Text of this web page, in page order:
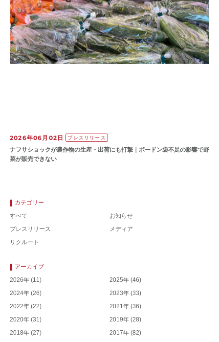
2026年06月02日 プレスリリース
ナフサショックが農作物の⽣産・出荷にも打撃｜ボードン袋不⾜の影響で野
菜が販売できない
カテゴリー
すべて
お知らせ
プレスリリース
メディア
リクルート
アーカイブ
2026年 (11) 2025年 (46)
2024年 (26) 2023年 (33)
2022年 (22) 2021年 (36)
2020年 (31) 2019年 (28)
2018年 (27) 2017年 (82)